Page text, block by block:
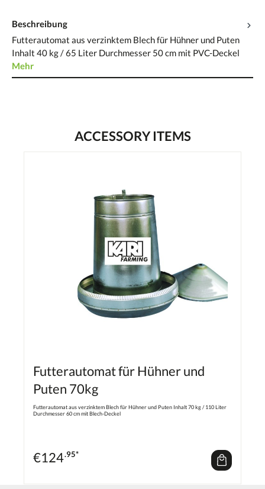
Beschreibung
Futterautomat aus verzinktem Blech für Hühner und Puten
Inhalt 40 kg / 65 Liter Durchmesser 50 cm mit PVC-Deckel
Mehr
ACCESSORY ITEMS
Futterautomat für Hühner und
Puten 70kg
Futterautomat aus verzinktem Blech für Hühner und Puten Inhalt 70 kg / 110 Liter
Durchmesser 60 cm mit Blech-Deckel
€124.95*